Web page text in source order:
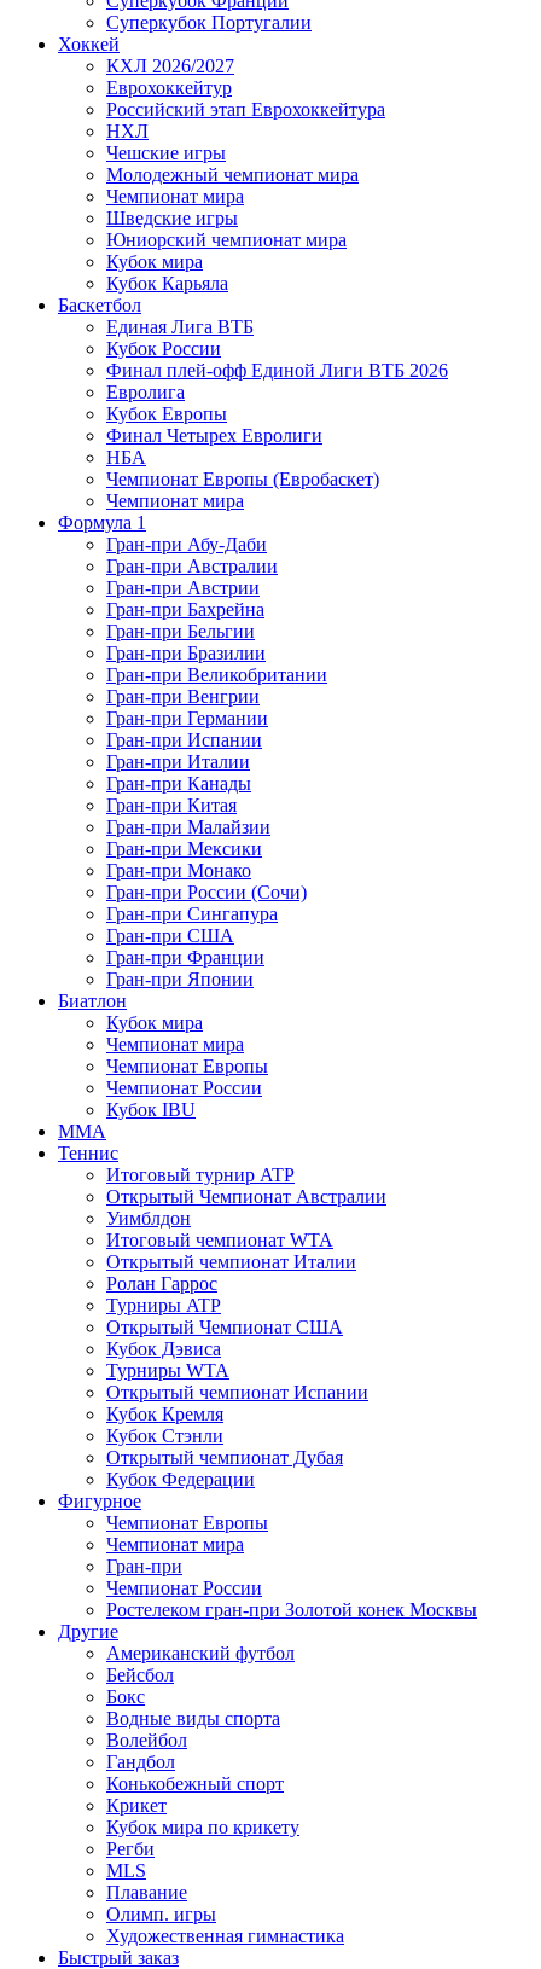
Суперкубок Португалии
Хоккей
КХЛ 2026/2027
Еврохоккейтур
Российский этап Еврохоккейтура
НХЛ
Чешские игры
Молодежный чемпионат мира
Чемпионат мира
Шведские игры
Юниорский чемпионат мира
Кубок мира
Кубок Карьяла
Баскетбол
Единая Лига ВТБ
Кубок России
Финал плей-офф Единой Лиги ВТБ 2026
Евролига
Кубок Европы
Финал Четырех Евролиги
НБА
Чемпионат Европы (Евробаскет)
Чемпионат мира
Формула 1
Гран-при Абу-Даби
Гран-при Австралии
Гран-при Австрии
Гран-при Бахрейна
Гран-при Бельгии
Гран-при Бразилии
Гран-при Великобритании
Гран-при Венгрии
Гран-при Германии
Гран-при Испании
Гран-при Италии
Гран-при Канады
Гран-при Китая
Гран-при Малайзии
Гран-при Мексики
Гран-при Монако
Гран-при России (Сочи)
Гран-при Сингапура
Гран-при США
Гран-при Франции
Гран-при Японии
Биатлон
Кубок мира
Чемпионат мира
Чемпионат Европы
Чемпионат России
Кубок IBU
MMA
Теннис
Итоговый турнир ATP
Открытый Чемпионат Австралии
Уимблдон
Итоговый чемпионат WTA
Открытый чемпионат Италии
Ролан Гаррос
Турниры ATP
Открытый Чемпионат США
Кубок Дэвиса
Турниры WTA
Открытый чемпионат Испании
Кубок Кремля
Кубок Стэнли
Открытый чемпионат Дубая
Кубок Федерации
Фигурное
Чемпионат Европы
Чемпионат мира
Гран-при
Чемпионат России
Ростелеком гран-при Золотой конек Москвы
Другие
Американский футбол
Бейсбол
Бокс
Водные виды спорта
Волейбол
Гандбол
Конькобежный спорт
Крикет
Кубок мира по крикету
Регби
MLS
Плавание
Олимп. игры
Художественная гимнастика
Быстрый заказ